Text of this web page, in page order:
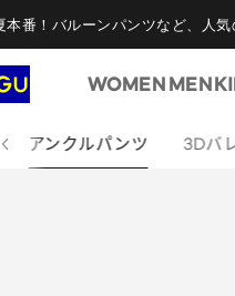
本番！バルーンパンツなど、人
WOMEN MEN
アンクルパンツ 3Dバ